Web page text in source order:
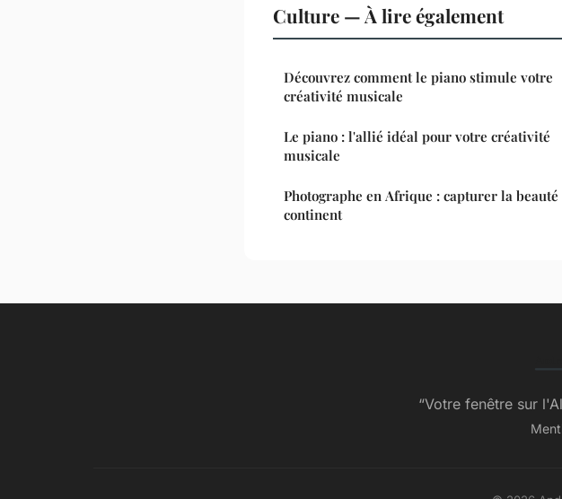
Culture — À lire également
Découvrez comment le piano stimule votre
créativité musicale
Le piano : l'allié idéal pour votre créativité
musicale
Photographe en Afrique : capturer la beauté
continent
“Votre fenêtre sur